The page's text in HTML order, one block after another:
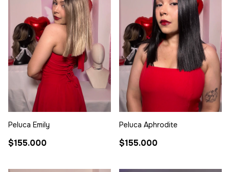
Peluca Emily
$155.000
Peluca Aphrodite
$155.000